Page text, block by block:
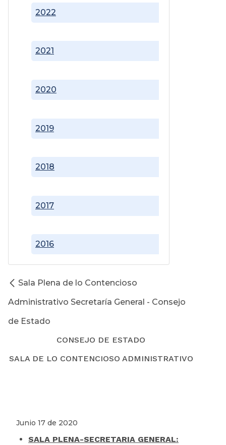
2016
2017
2018
2019
2020
2021
2022
Sala Plena de lo Contencioso
Administrativo Secretaría General - Consejo
de Estado
CONSEJO DE ESTADO
SALA DE LO CONTENCIOSO ADMINISTRATIVO
Junio 17 de 2020
SALA PLENA-SECRETARIA GENERAL: